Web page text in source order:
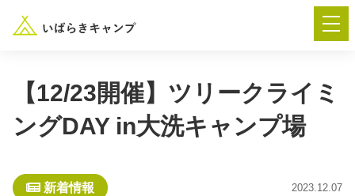
― AUTUMN FESTA 2026 ―
【12/23開催】ツリークライミ
ングDAY in大洗キャンプ場
新着情報 2023.12.07